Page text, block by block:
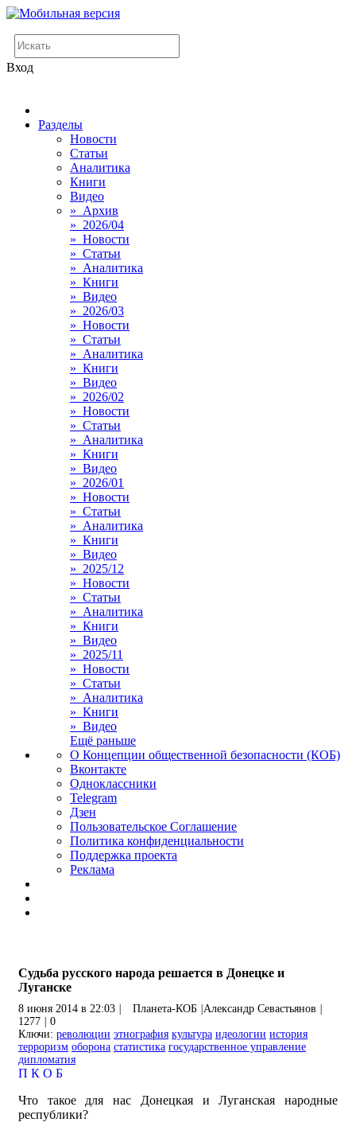
Вход
Разделы
Новости
Статьи
Аналитика
Книги
Видео
» Архив
» 2026/04
» Новости
» Статьи
» Аналитика
» Книги
» Видео
» 2026/03
» Новости
» Статьи
» Аналитика
» Книги
» Видео
» 2026/02
» Новости
» Статьи
» Аналитика
» Книги
» Видео
» 2026/01
» Новости
» Статьи
» Аналитика
» Книги
» Видео
» 2025/12
» Новости
» Статьи
» Аналитика
» Книги
» Видео
» 2025/11
» Новости
» Статьи
» Аналитика
» Книги
» Видео
Ещё раньше
О Концепции общественной безопасности (КОБ)
Вконтакте
Одноклассники
Telegram
Дзен
Пользовательское Соглашение
Политика конфиденциальности
Поддержка проекта
Реклама
Судьба русского народа решается в Донецке и
Луганске
8 июня 2014 в 22:03 Планета-КОБ Александр Севастьянов
1277
0
Ключи: революции этнография культура идеологии история
терроризм оборона статистика государственное управление
дипломатия
П К О Б
Что такое для нас Донецкая и Луганская народные
республики?